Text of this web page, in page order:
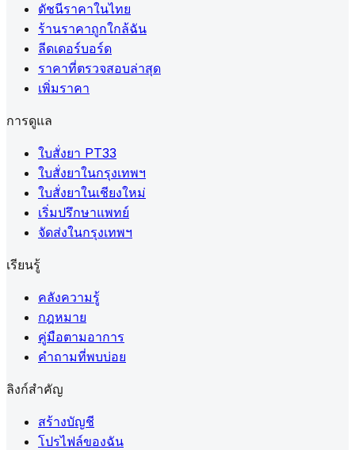
ดัชนีราคาในไทย
ร้านราคาถูกใกล้ฉัน
ลีดเดอร์บอร์ด
ราคาที่ตรวจสอบล่าสุด
เพิ่มราคา
การดูแล
ใบสั่งยา PT33
ใบสั่งยาในกรุงเทพฯ
ใบสั่งยาในเชียงใหม่
เริ่มปรึกษาแพทย์
จัดส่งในกรุงเทพฯ
เรียนรู้
คลังความรู้
กฎหมาย
คู่มือตามอาการ
คำถามที่พบบ่อย
ลิงก์สำคัญ
สร้างบัญชี
โปรไฟล์ของฉัน